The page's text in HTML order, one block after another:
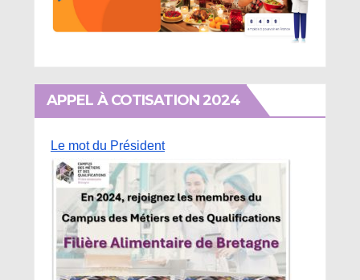
APPEL À COTISATION 2024
Le mot du Président